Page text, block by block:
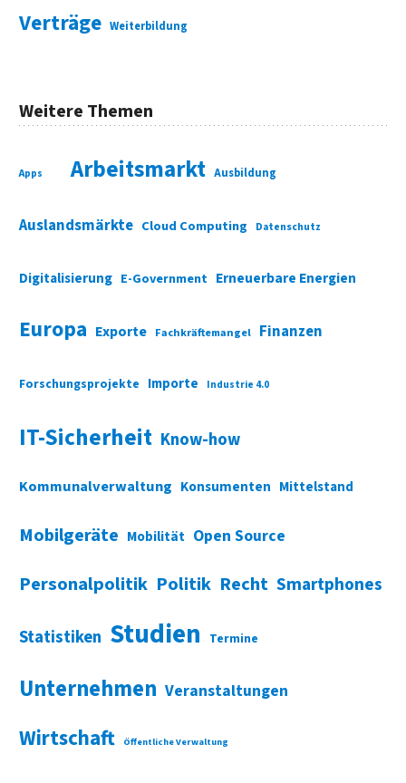
Verträge Weiterbildung
Weitere Themen
Apps Arbeitsmarkt Ausbildung
Auslandsmärkte Cloud Computing Datenschutz
Digitalisierung E-Government Erneuerbare Energien
Europa Exporte Fachkräftemangel Finanzen
Forschungsprojekte Importe Industrie 4.0
IT-Sicherheit Know-how
Kommunalverwaltung Konsumenten Mittelstand
Mobilgeräte Mobilität Open Source
Personalpolitik Politik Recht Smartphones
Statistiken Studien Termine
Unternehmen Veranstaltungen
Wirtschaft Öffentliche Verwaltung